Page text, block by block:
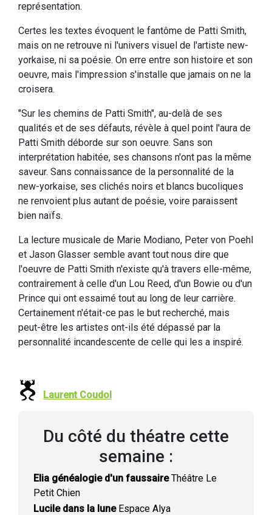
représentation.
Certes les textes évoquent le fantôme de Patti Smith,
mais on ne retrouve ni l'univers visuel de l'artiste new-
yorkaise, ni sa poésie. On erre entre son histoire et son
oeuvre, mais l'impression s'installe que jamais on ne la
croisera.
"Sur les chemins de Patti Smith", au-delà de ses
qualités et de ses défauts, révèle à quel point l'aura de
Patti Smith déborde sur son oeuvre. Sans son
interprétation habitée, ses chansons n'ont pas la même
saveur. Sans connaissance de la personnalité de la
new-yorkaise, ses clichés noirs et blancs bucoliques
ne renvoient plus autant de poésie, voire paraissent
bien naïfs.
La lecture musicale de Marie Modiano, Peter von Poehl
et Jason Glasser semble avant tout nous dire que
l'oeuvre de Patti Smith n'existe qu'à travers elle-même,
contrairement à celle d'un Lou Reed, d'un Bowie ou d'un
Prince qui ont essaimé tout au long de leur carrière.
Certainement n'était-ce pas le but recherché, mais
peut-être les artistes ont-ils été dépassé par la
personnalité incandescente de celle qui les a inspiré.
Laurent Coudol
Du côté du théatre cette
semaine :
Elia généalogie d'un faussaireThéâtre Le
Petit Chien
Lucile dans la luneEspace Alya